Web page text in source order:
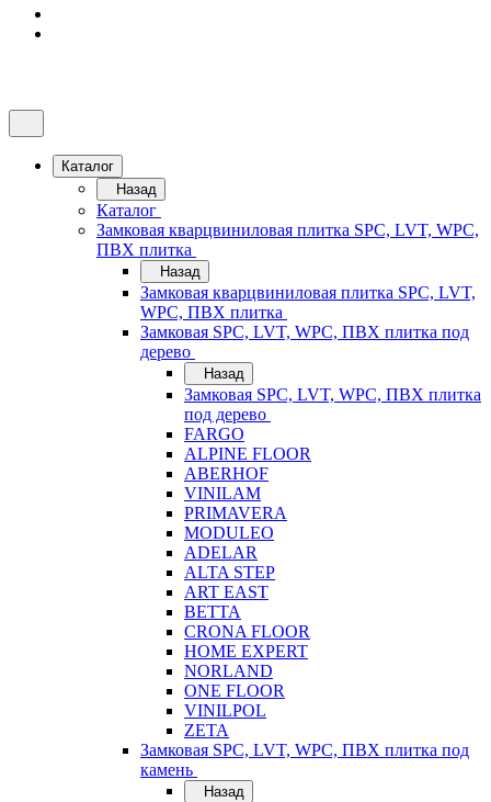
Каталог
Назад
Каталог
Замковая кварцвиниловая плитка SPC, LVT, WPC,
ПВХ плитка
Назад
Замковая кварцвиниловая плитка SPC, LVT,
WPC, ПВХ плитка
Замковая SPC, LVT, WPC, ПВХ плитка под
дерево
Назад
Замковая SPC, LVT, WPC, ПВХ плитка
под дерево
FARGO
ALPINE FLOOR
ABERHOF
VINILAM
PRIMAVERA
MODULEO
ADELAR
ALTA STEP
ART EAST
BETTA
CRONA FLOOR
HOME EXPERT
NORLAND
ONE FLOOR
VINILPOL
ZETA
Замковая SPC, LVT, WPC, ПВХ плитка под
камень
Назад